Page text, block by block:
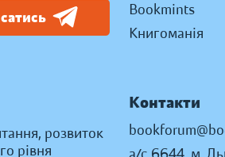
розвиток
рівня
Bookmints
Книгоманія
Контакти